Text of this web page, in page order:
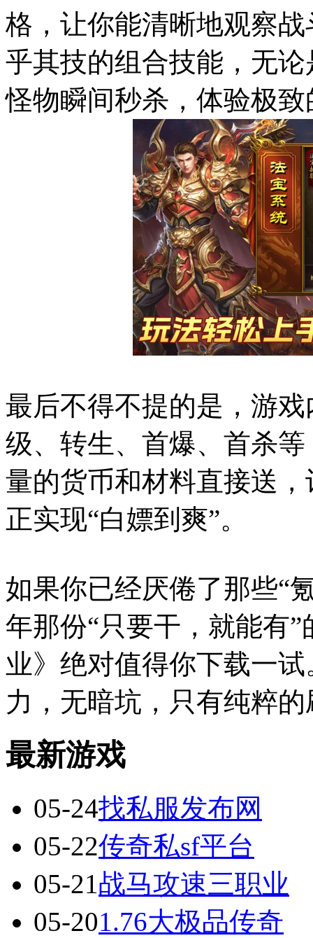
格，让你能清晰地观察
乎其技的组合技能，无
怪物瞬间秒杀，体验极
最后不得不提的是，游
级、转生、首爆、首杀
量的货币和材料直接送
正实现“白嫖到爽”。
如果你已经厌倦了那些“
年那份“只要干，就能有
业》绝对值得你下载一
力，无暗坑，只有纯粹
最新游戏
05-24找私服发布网
05-22传奇私sf平台
05-21战马攻速三职业
05-201.76大极品传奇